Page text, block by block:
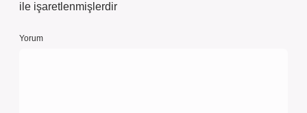
ile işaretlenmişlerdir
Yorum